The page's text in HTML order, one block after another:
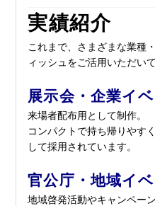
実績紹介
これまで、さまざまな業種
ィッシュをご活用いただい
展示会・企業イ
来場者配布用として制作。
コンパクトで持ち帰りやす
して採用されています。
官公庁・地域イベ
地域啓発活動やキャンペー